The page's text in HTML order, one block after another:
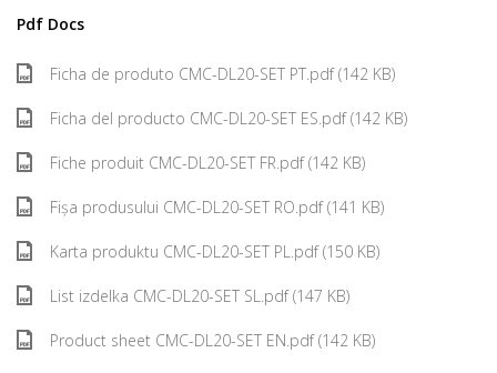
Pdf Docs
Ficha de produto CMC-DL20-SET PT.pdf (142 KB)
Ficha del producto CMC-DL20-SET ES.pdf (142 KB)
Fiche produit CMC-DL20-SET FR.pdf (142 KB)
Fișa produsului CMC-DL20-SET RO.pdf (141 KB)
Karta produktu CMC-DL20-SET PL.pdf (150 KB)
List izdelka CMC-DL20-SET SL.pdf (147 KB)
Product sheet CMC-DL20-SET EN.pdf (142 KB)